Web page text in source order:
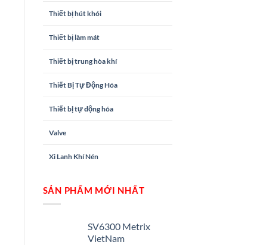
Thiết bị hút khói
Thiết bị làm mát
Thiết bị trung hòa khí
Thiết Bị Tự Động Hóa
Thiết bị tự động hóa
Valve
Xi Lanh Khí Nén
SẢN PHẨM MỚI NHẤT
SV6300 Metrix
VietNam